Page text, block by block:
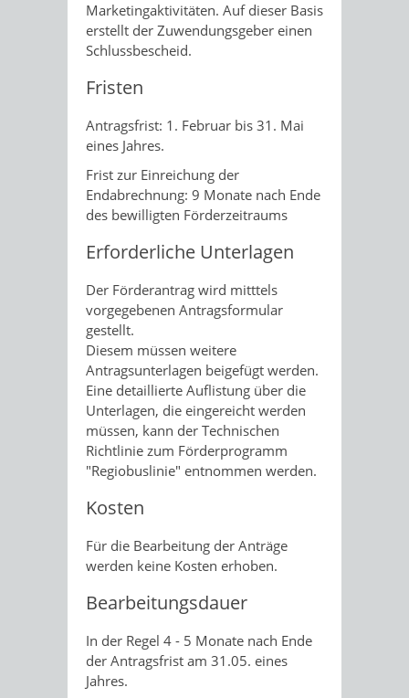
Marketingaktivitäten. Auf dieser Basis
erstellt der Zuwendungsgeber einen
Schlussbescheid.
Fristen
Antragsfrist: 1. Februar bis 31. Mai
eines Jahres.
Frist zur Einreichung der
Endabrechnung: 9 Monate nach Ende
des bewilligten Förderzeitraums
Erforderliche Unterlagen
Der Förderantrag wird mitttels
vorgegebenen Antragsformular
gestellt.
Diesem müssen weitere
Antragsunterlagen beigefügt werden.
Eine detaillierte Auflistung über die
Unterlagen, die eingereicht werden
müssen, kann der Technischen
Richtlinie zum Förderprogramm
"Regiobuslinie" entnommen werden.
Kosten
Für die Bearbeitung der Anträge
werden keine Kosten erhoben.
Bearbeitungsdauer
In der Regel 4 - 5 Monate nach Ende
der Antragsfrist am 31.05. eines
Jahres.